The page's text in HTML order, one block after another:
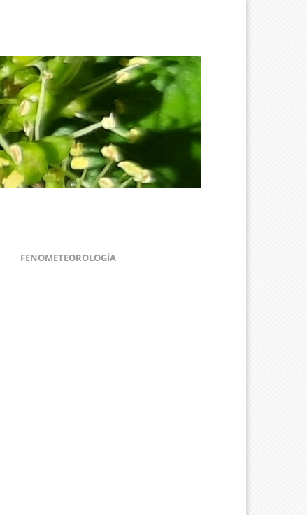
FENOMETEOROLOGÍA